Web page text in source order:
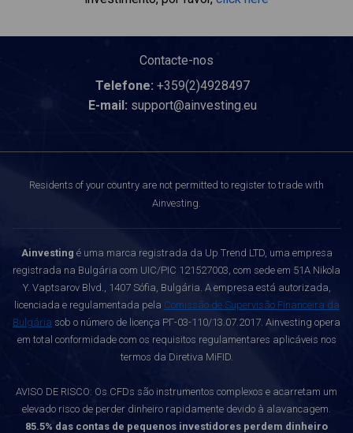
Contacte-nos
Telefone: +359(2)4928497
E-mail: support@ainvesting.eu
Residents of your country are not permitted to register to trade with
Ainvesting.
Ainvesting é uma marca registrada da Up Trend LTD, uma empresa
registrada na Bulgária com UIC/PIC 121527003, com sede em 51A Nikola
Y. Vaptsarov Blvd., 1407 Sófia, Bulgária. A empresa está autorizada,
licenciada e regulamentada pela Comissão de Supervisão Financeira da
Bulgária sob o número de licença РГ-03-110/13.07.2017. Ainvesting opera
em total conformidade com os requisitos regulamentares aplicáveis nos
termos da Diretiva MiFID.
AVISO DE RISCO: Os CFDs são instrumentos complexos e acarretam um
elevado risco de perder dinheiro rapidamente devido à alavancagem.
85.5% das contas de pequenos investidores perdem dinheiro